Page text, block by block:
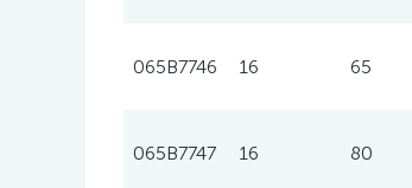
065B7746 16 65
065B7747 16 80